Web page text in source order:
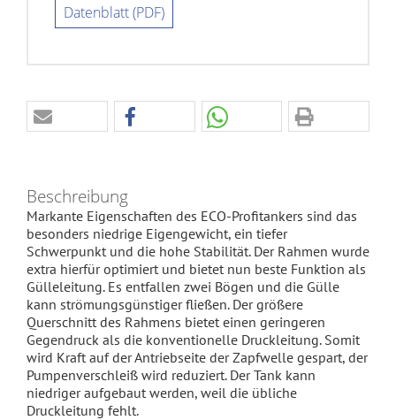
Datenblatt (PDF)
Beschreibung
Markante Eigenschaften des ECO-Profitankers sind das
besonders niedrige Eigengewicht, ein tiefer
Schwerpunkt und die hohe Stabilität. Der Rahmen wurde
extra hierfür optimiert und bietet nun beste Funktion als
Gülleleitung. Es entfallen zwei Bögen und die Gülle
kann strömungsgünstiger fließen. Der größere
Querschnitt des Rahmens bietet einen geringeren
Gegendruck als die konventionelle Druckleitung. Somit
wird Kraft auf der Antriebseite der Zapfwelle gespart, der
Pumpenverschleiß wird reduziert. Der Tank kann
niedriger aufgebaut werden, weil die übliche
Druckleitung fehlt.